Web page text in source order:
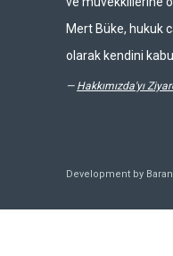
Mert Büke, hukuk
olarak kendini
— Hakkımızda'yı
Development by